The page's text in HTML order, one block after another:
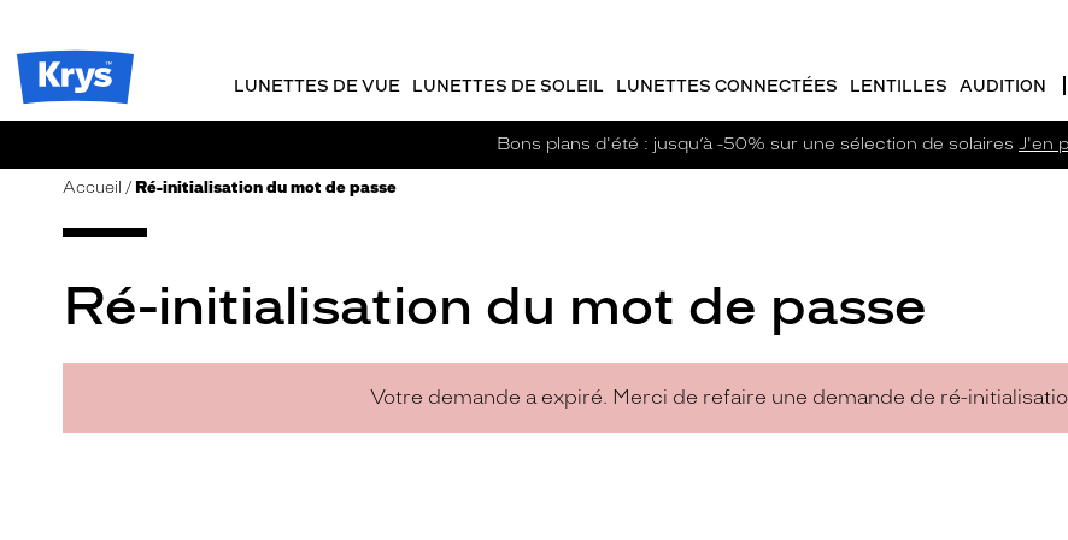
Opticien
Krys
LUNETTES DE VUE LUNETTES DE SOLEIL LUNETTES CONNECTÉES LENTILLES AUDITION
Bons plans d'été : jusqu’à -50% sur une sélection de solaires J'en
Accueil Ré-initialisation du mot de passe
Ré-initialisation du mot de passe
Votre demande a expiré. Merci de refaire une demande de ré-